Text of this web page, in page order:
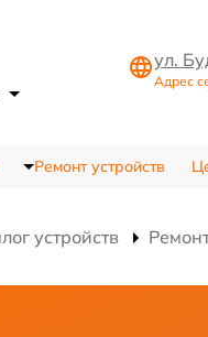
ул.
Адрес
Ремонт устройств
устройств